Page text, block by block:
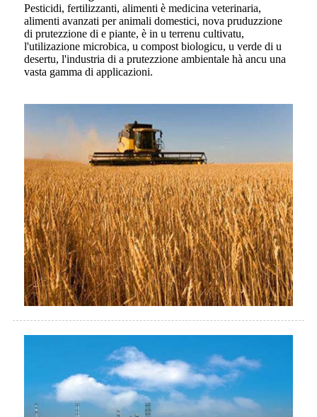
Pesticidi, fertilizzanti, alimenti è medicina veterinaria,
alimenti avanzati per animali domestici, nova pruduzzione
di prutezzione di e piante, è in u terrenu cultivatu,
l'utilizazione microbica, u compost biologicu, u verde di u
desertu, l'industria di a prutezzione ambientale hà ancu una
vasta gamma di applicazioni.